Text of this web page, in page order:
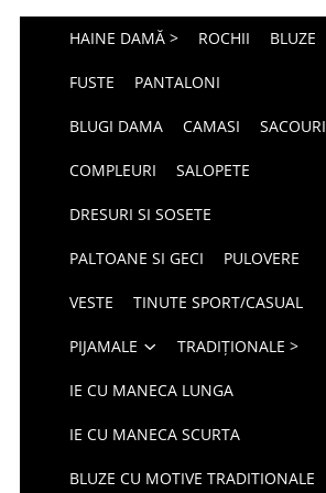
HAINE DAMĂ > ROCHII BLUZE
FUSTE PANTALONI
BLUGI DAMA CAMASI SACOURI
COMPLEURI SALOPETE
DRESURI SI SOSETE
PALTOANE SI GECI PULOVERE
VESTE TINUTE SPORT/CASUAL
PIJAMALE TRADIȚIONALE >
IE CU MANECA LUNGA
IE CU MANECA SCURTA
BLUZE CU MOTIVE TRADITIONALE